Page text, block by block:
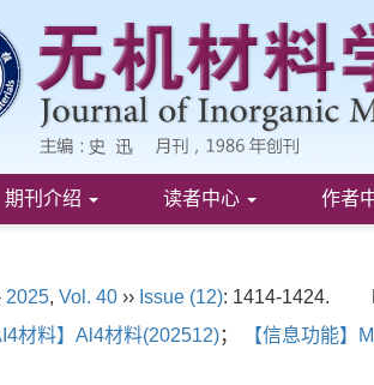
期刊介绍 读者中心 作者
2025, Vol. 40 ›› Issue (12): 1414-1424.
材料】Al4材料(202512)；
【信息功能】